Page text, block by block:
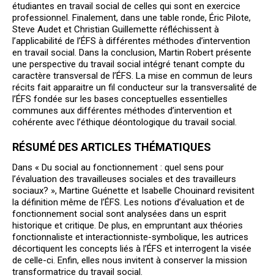
étudiantes en travail social de celles qui sont en exercice
professionnel. Finalement, dans une table ronde, Éric Pilote,
Steve Audet et Christian Guillemette réfléchissent à
l’applicabilité de l’ÉFS à différentes méthodes d’intervention
en travail social. Dans la conclusion, Martin Robert présente
une perspective du travail social intégré tenant compte du
caractère transversal de l’ÉFS. La mise en commun de leurs
récits fait apparaitre un fil conducteur sur la transversalité de
l’ÉFS fondée sur les bases conceptuelles essentielles
communes aux différentes méthodes d’intervention et
cohérente avec l’éthique déontologique du travail social.
RÉSUMÉ DES ARTICLES THÉMATIQUES
Dans « Du social au fonctionnement : quel sens pour
l’évaluation des travailleuses sociales et des travailleurs
sociaux? », Martine Guénette et Isabelle Chouinard revisitent
la définition même de l’ÉFS. Les notions d’évaluation et de
fonctionnement social sont analysées dans un esprit
historique et critique. De plus, en empruntant aux théories
fonctionnaliste et interactionniste-symbolique, les autrices
décortiquent les concepts liés à l’ÉFS et interrogent la visée
de celle-ci. Enfin, elles nous invitent à conserver la mission
transformatrice du travail social.